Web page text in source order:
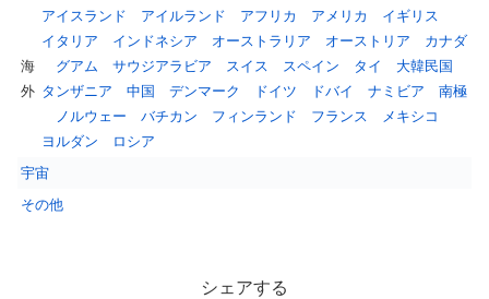
海
外
アイスランド アイルランド アフリカ アメリカ
イギリス
イタリア
インドネシア オーストラリア オーストリア
カナダ
グアム
サウジアラビア スイス スペイン タイ
大韓民国
タンザニア
中国 デンマーク ドイツ ドバイ ナミビア
南極
ノルウェー
バチカン フィンランド フランス
メキシコ
ヨルダン
ロシア
宇宙
その他
シェアする